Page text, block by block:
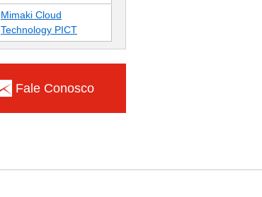
Mimaki Cloud
Technology PICT
Fale Conosco